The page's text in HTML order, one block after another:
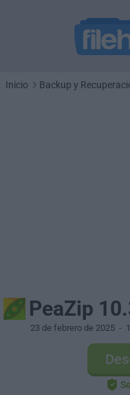
Inicio Backup y
PeaZip
23 de febrero de 2025 -